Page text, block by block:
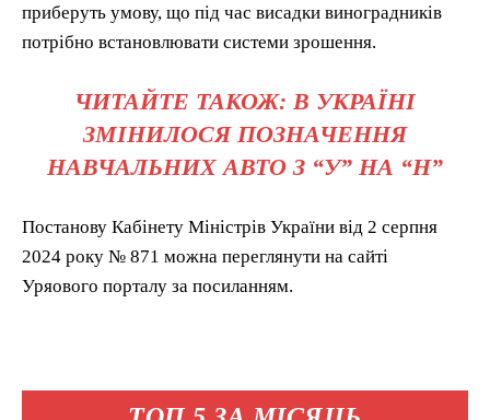
приберуть умову, що під час висадки виноградників
потрібно встановлювати системи зрошення.
ЧИТАЙТЕ ТАКОЖ: В УКРАЇНІ
ЗМІНИЛОСЯ ПОЗНАЧЕННЯ
НАВЧАЛЬНИХ АВТО З “У” НА “Н”
Постанову Кабінету Міністрів України від 2 серпня
2024 року № 871 можна переглянути на сайті
Уряового порталу за посиланням.